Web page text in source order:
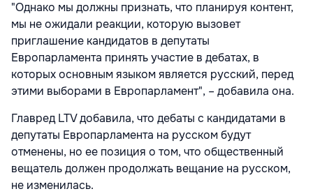
"Однако мы должны признать, что планируя контент,
мы не ожидали реакции, которую вызовет
приглашение кандидатов в депутаты
Европарламента принять участие в дебатах, в
которых основным языком является русский, перед
этими выборами в Европарламент", – добавила она.
Главред LTV добавила, что дебаты с кандидатами в
депутаты Европарламента на русском будут
отменены, но ее позиция о том, что общественный
вещатель должен продолжать вещание на русском,
не изменилась.